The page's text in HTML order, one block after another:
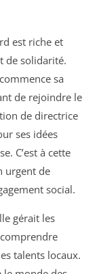
est riche et
de solidarité.
sa
de rejoindre le
de directrice
ses idées
C’est à cette
urgent de
social.
gérait les
talents locaux.